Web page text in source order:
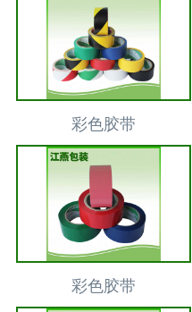
彩色胶带
彩色胶带